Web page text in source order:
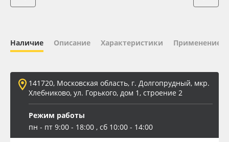
Баннер
Заготовки для сувениров
Наличие Описание Характеристики Применение
141720, Московская область, г. Долгопрудный, мкр.
Хлебниково, ул. Горького, дом 1, строение 2
Режим работы
пн - пт 9:00 - 18:00 , сб 10:00 - 14:00